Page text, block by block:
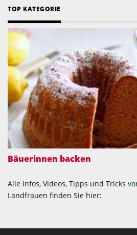
TOP KATEGORIE
Bäuerinnen backen
Alle Infos, Videos, Tipps und Tricks
Landfrauen finden Sie hier: